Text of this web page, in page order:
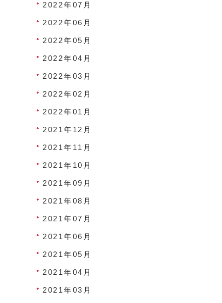
2022年07月
2022年06月
2022年05月
2022年04月
2022年03月
2022年02月
2022年01月
2021年12月
2021年11月
2021年10月
2021年09月
2021年08月
2021年07月
2021年06月
2021年05月
2021年04月
2021年03月